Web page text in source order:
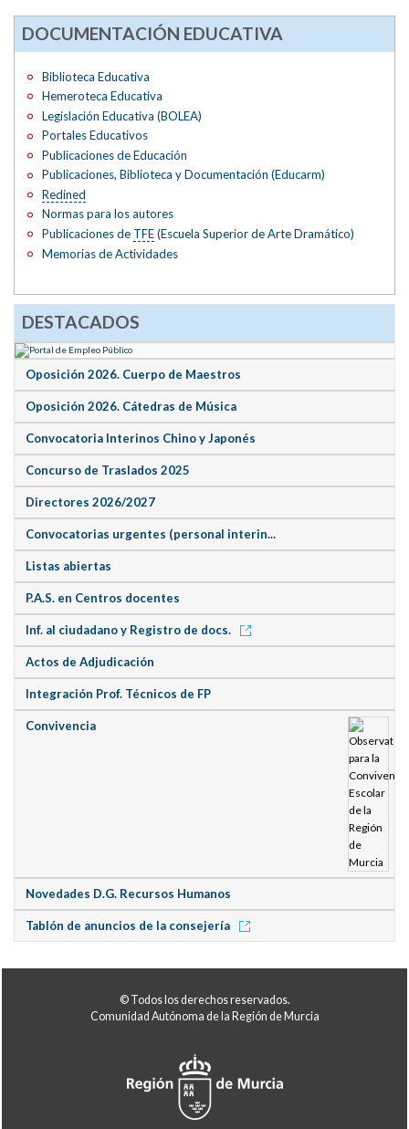
DOCUMENTACIÓN EDUCATIVA
Biblioteca Educativa
Hemeroteca Educativa
Legislación Educativa (BOLEA)
Portales Educativos
Publicaciones de Educación
Publicaciones, Biblioteca y Documentación (Educarm)
Redined
Normas para los autores
Publicaciones de TFE(Escuela Superior de Arte Dramático)
Memorias de Actividades
DESTACADOS
Oposición 2026. Cuerpo de Maestros
Oposición 2026. Cátedras de Música
Convocatoria Interinos Chino y Japonés
Concurso de Traslados 2025
Directores 2026/2027
Convocatorias urgentes (personal interin...
Listas abiertas
P.A.S. en Centros docentes
Inf. al ciudadano y Registro de docs.
Actos de Adjudicación
Integración Prof. Técnicos de FP
Convivencia
Novedades D.G. Recursos Humanos
Tablón de anuncios de la consejería
© Todos los derechos reservados.
Comunidad Autónoma de la Región de Murcia